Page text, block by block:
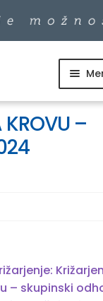
ODHODI
KROVU –
– skupinski